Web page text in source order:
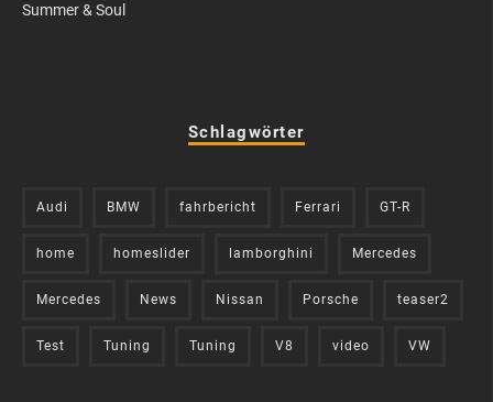
Summer & Soul
Schlagwörter
Audi BMW fahrbericht Ferrari GT-R
home homeslider lamborghini Mercedes
Mercedes News Nissan Porsche teaser2
Test Tuning Tuning V8 video VW